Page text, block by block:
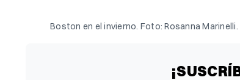
Boston en el invierno. Foto: Rosanna Marinelli.